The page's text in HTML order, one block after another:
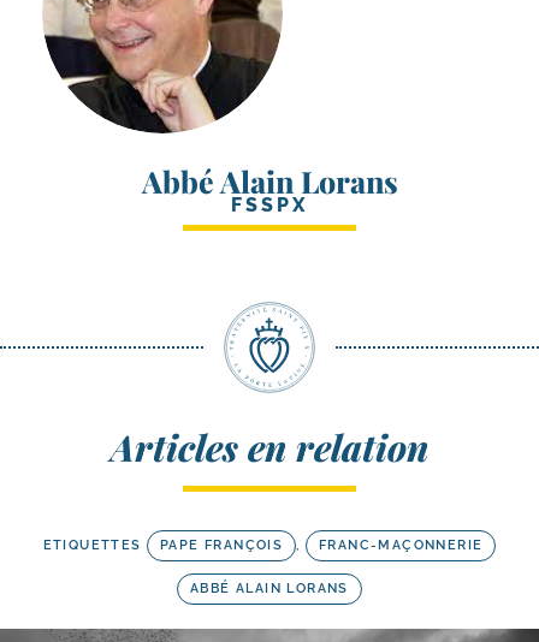
Abbé Alain Lorans
FSSPX
Articles en relation
ETIQUETTES PAPE FRANÇOIS , FRANC-MAÇONNERIE
ABBÉ ALAIN LORANS